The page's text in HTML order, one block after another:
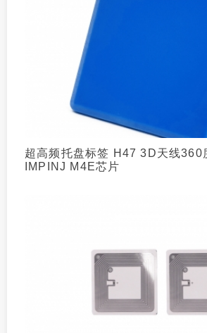
超高频托盘标签 H47 3D天线360
IMPINJ M4E芯片